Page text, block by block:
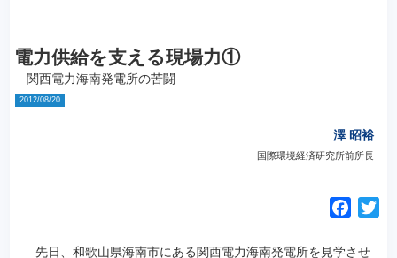
電力供給を支える現場力①
—関西電力海南発電所の苦闘—
2012/08/20
澤 昭裕
国際環境経済研究所前所長
c
先日、和歌山県海南市にある関西電力海南発電所を見学させ